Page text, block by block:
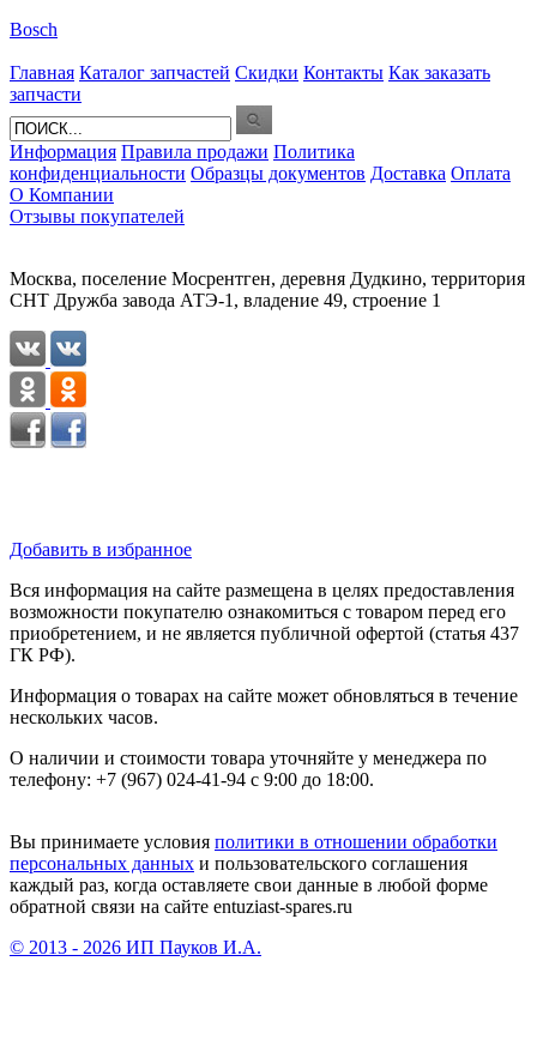
Bosch
Главная Каталог запчастей Скидки Контакты Как заказать
запчасти
Информация Правила продажи Политика
конфиденциальности Образцы документов Доставка Оплата
О Компании
Отзывы покупателей
Москва, поселение Мосрентген, деревня Дудкино, территория
СНТ Дружба завода АТЭ-1, владение 49, строение 1
Добавить в избранное
Вся информация на сайте размещена в целях предоставления
возможности покупателю ознакомиться с товаром перед его
приобретением, и не является публичной офертой (статья 437
ГК РФ).
Информация о товарах на сайте может обновляться в течение
нескольких часов.
О наличии и стоимости товара уточняйте у менеджера по
телефону: +7 (967) 024-41-94 с 9:00 до 18:00.
Вы принимаете условия политики в отношении обработки
персональных данных и пользовательского соглашения
каждый раз, когда оставляете свои данные в любой форме
обратной связи на сайте entuziast-spares.ru
© 2013 - 2026 ИП Пауков И.А.